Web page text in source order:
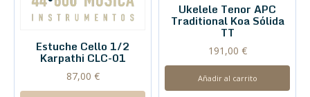
Estuche Cello 1/2
Karpathi CLC-01
87,00 €
Ukelele Tenor APC
Traditional Koa Sólida
TT
191,00 €
Añadir al carrito